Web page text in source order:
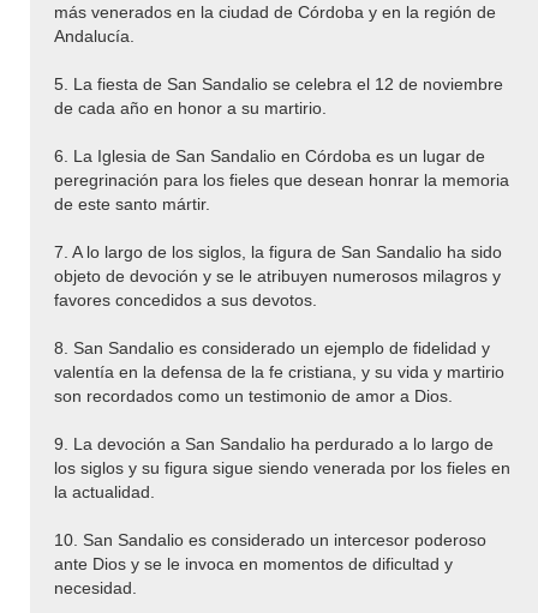
más venerados en la ciudad de Córdoba y en la región de
Andalucía.
5. La fiesta de San Sandalio se celebra el 12 de noviembre
de cada año en honor a su martirio.
6. La Iglesia de San Sandalio en Córdoba es un lugar de
peregrinación para los fieles que desean honrar la memoria
de este santo mártir.
7. A lo largo de los siglos, la figura de San Sandalio ha sido
objeto de devoción y se le atribuyen numerosos milagros y
favores concedidos a sus devotos.
8. San Sandalio es considerado un ejemplo de fidelidad y
valentía en la defensa de la fe cristiana, y su vida y martirio
son recordados como un testimonio de amor a Dios.
9. La devoción a San Sandalio ha perdurado a lo largo de
los siglos y su figura sigue siendo venerada por los fieles en
la actualidad.
10. San Sandalio es considerado un intercesor poderoso
ante Dios y se le invoca en momentos de dificultad y
necesidad.